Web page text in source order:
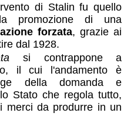
di Stalin fu quello
promozione di una
forzata, grazie ai
dal 1928.
si contrappone a
il cui l'andamento è
della domanda e
Stato che regola tutto,
merci da produrre in un